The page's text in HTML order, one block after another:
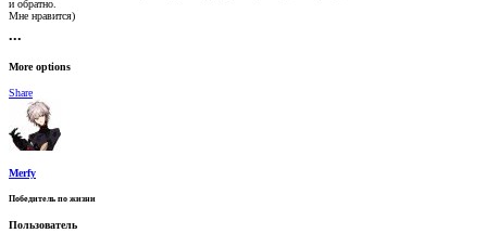
и обратно.
Мне нравится)
•••
More options
Share
Merfy
Победитель по жизни
Пользователь